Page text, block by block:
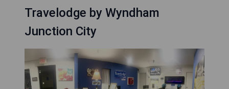
Travelodge by Wyndham
Junction City